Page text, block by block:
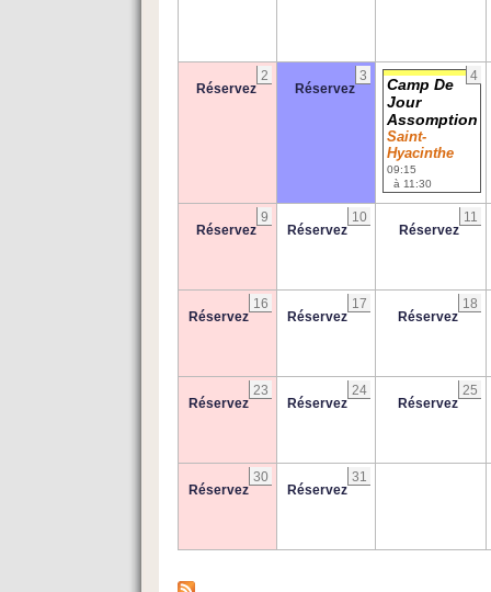
2
Réservez
3
Réservez
4
Camp De
Jour
Assomption
Saint-
Hyacinthe
09:15
à 11:30
9
Réservez
10
Réservez
11
Réservez
16
Réservez
17
Réservez
18
Réservez
23
Réservez
24
Réservez
25
Réservez
30
Réservez
31
Réservez